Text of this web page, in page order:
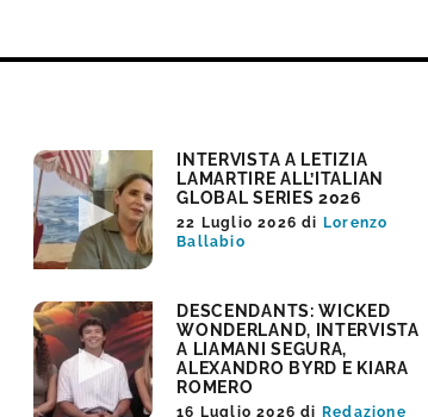
INTERVISTA A LETIZIA
LAMARTIRE ALL’ITALIAN
GLOBAL SERIES 2026
22 Luglio 2026 di Lorenzo
Ballabio
DESCENDANTS: WICKED
WONDERLAND, INTERVISTA
A LIAMANI SEGURA,
ALEXANDRO BYRD E KIARA
ROMERO
16 Luglio 2026 di Redazione